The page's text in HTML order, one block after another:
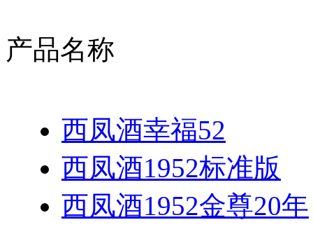
产品名称
西凤酒幸福52
西凤酒1952标准版
西凤酒1952金尊20年